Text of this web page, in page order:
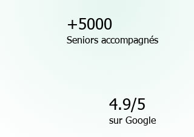
+5000
Seniors accompagnés
4.9/5
sur Google